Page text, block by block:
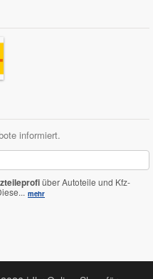
informiert.
über Autoteile und Kfz-
mehr